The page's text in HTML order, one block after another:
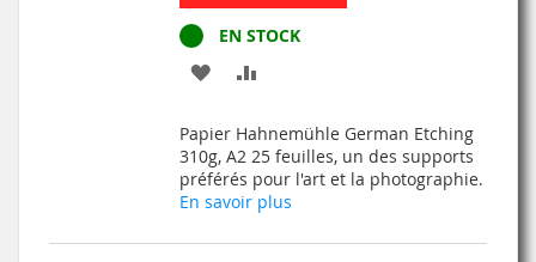
EN STOCK
AJOUTER
MA
LISTE
D’ENVIE
COMPARATEUR
Papier Hahnemühle German Etching
310g, A2 25 feuilles, un des supports
préférés pour l'art et la photographie.
En savoir plus